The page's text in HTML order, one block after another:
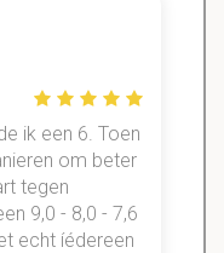
ik een 6. Toen
om beter
tegen
9,0 - 8,0 - 7,6
echt íédereen